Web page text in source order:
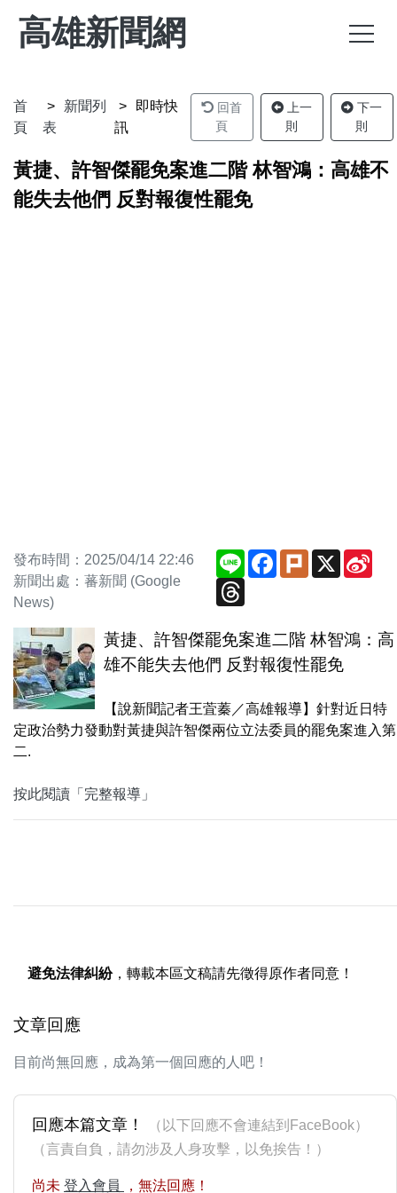
高雄新聞網
首
頁
新聞列
表
即時快
訊
回首
頁
上一
則
下一
則
黃捷、許智傑罷免案進二階 林智鴻：高雄不
能失去他們 反對報復性罷免
發布時間：2025/04/14 22:46
新聞出處：蕃新聞 (Google
News)
Line Facebook
Plurk X
黃捷、許智傑罷免案進二階 林智鴻：高
雄不能失去他們 反對報復性罷免
【說新聞記者王萓蓁／高雄報導】針對近日特
定政治勢力發動對黃捷與許智傑兩位立法委員的罷免案進入第
二.
按此閱讀「完整報導」
避免法律糾紛，轉載本區文稿請先徵得原作者同意！
文章回應
目前尚無回應，成為第一個回應的人吧！
回應本篇文章！
（以下回應不會連結到FaceBook）
（言責自負，請勿涉及人身攻擊，以免挨告！）
尚未 登入會員 ，無法回應！